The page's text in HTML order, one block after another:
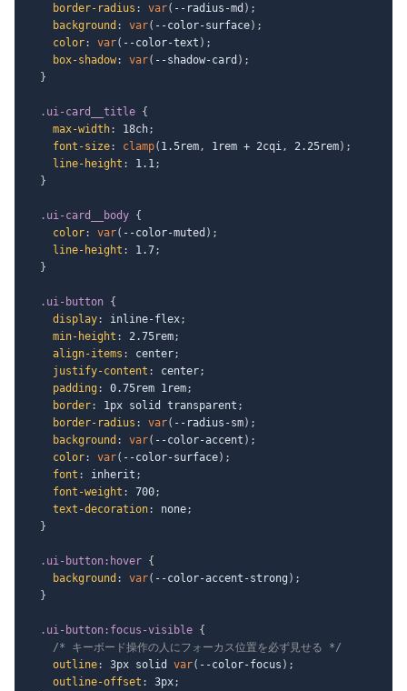
border-radius : var( --radius-md ) ;
background : var( --color-surface) ;
color: var( --color-text ) ;
box-shadow: var( --shadow-card ) ;
}
.ui-card__title {
max-width: 18ch;
font-size: clamp( 1.5rem, 1rem + 2cqi, 2.25rem) ;
line-height : 1.1;
}
.ui-card__body {
color: var( --color-muted ) ;
line-height : 1.7;
}
.ui-button {
display: inline-flex;
min-height : 2.75rem;
align-items : center;
justify-content : center;
padding: 0.75rem 1rem;
border: 1px solid transparent ;
border-radius : var( --radius-sm) ;
background : var( --color-accent ) ;
color: var( --color-surface) ;
font : inherit ;
font-weight : 700;
text-decoration: none;
}
.ui-button:hover {
background : var( --color-accent-strong ) ;
}
.ui-button:focus-visible {
/* キーボード操作の人にフォーカス位置を必ず見せる */
outline: 3px solid var( --color-focus ) ;
outline-offset : 3px;